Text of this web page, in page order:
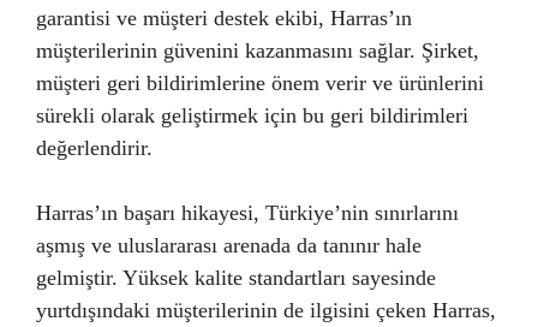
garantisi ve müşteri destek ekibi, Harras’ın
müşterilerinin güvenini kazanmasını sağlar. Şirket,
müşteri geri bildirimlerine önem verir ve ürünlerini
sürekli olarak geliştirmek için bu geri bildirimleri
değerlendirir.
Harras’ın başarı hikayesi, Türkiye’nin sınırlarını
aşmış ve uluslararası arenada da tanınır hale
gelmiştir. Yüksek kalite standartları sayesinde
yurtdışındaki müşterilerinin de ilgisini çeken Harras,